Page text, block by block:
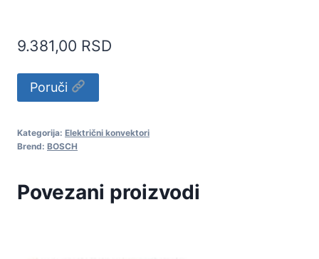
9.381,00 RSD
Poruči
Kategorija: Električni konvektori
Brend: BOSCH
Povezani proizvodi